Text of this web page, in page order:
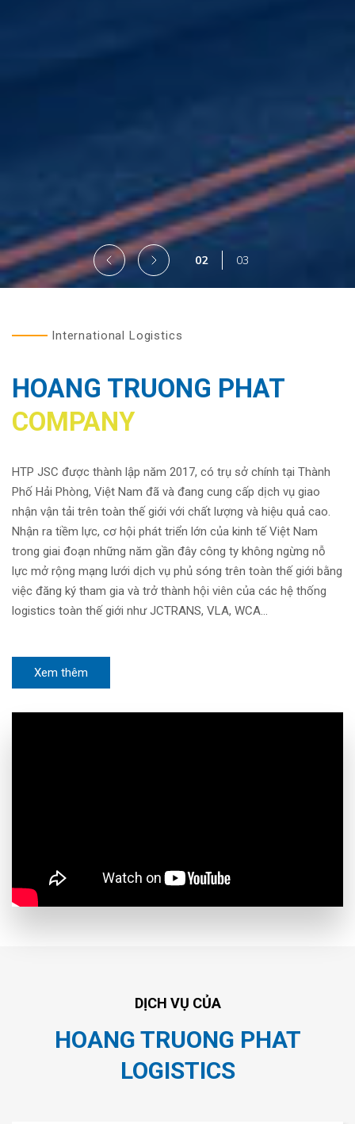
03 03
International Logistics
HOANG TRUONG PHAT
COMPANY
HTP JSC được thành lập năm 2017, có trụ sở chính tại Thành
Phố Hải Phòng, Việt Nam đã và đang cung cấp dịch vụ giao
nhận vận tải trên toàn thế giới với chất lượng và hiệu quả cao.
Nhận ra tiềm lực, cơ hội phát triển lớn của kinh tế Việt Nam
trong giai đoạn những năm gần đây công ty không ngừng nỗ
lực mở rộng mạng lưới dịch vụ phủ sóng trên toàn thế giới bằng
việc đăng ký tham gia và trở thành hội viên của các hệ thống
logistics toàn thế giới như JCTRANS, VLA, WCA…
Xem thêm
DỊCH VỤ CỦA
HOANG TRUONG PHAT
LOGISTICS